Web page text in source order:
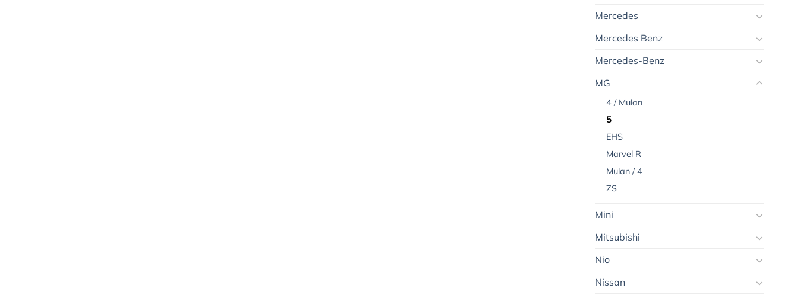
Mercedes
Mercedes Benz
Mercedes-Benz
MG
4 / Mulan
5
EHS
Marvel R
Mulan / 4
ZS
Mini
Mitsubishi
Nio
Nissan